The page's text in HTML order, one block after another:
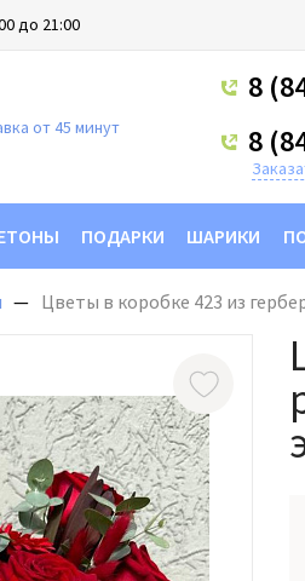
до 21:00
от 45 минут
8
8
ПОДАРКИ ШАРИКИ
Цветы в коробке 423 из